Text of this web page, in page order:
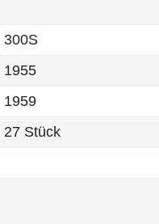
300S
1955
1959
27 Stück